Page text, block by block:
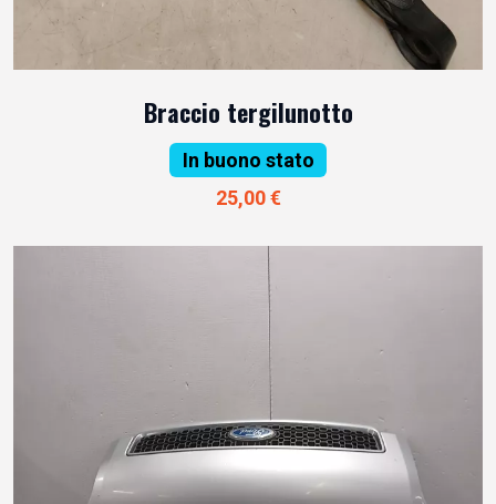
Braccio tergilunotto
In buono stato
25,00 €